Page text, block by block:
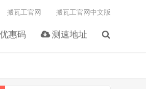
优惠码 测速地址
搬瓦工官网 搬瓦工官网中文版